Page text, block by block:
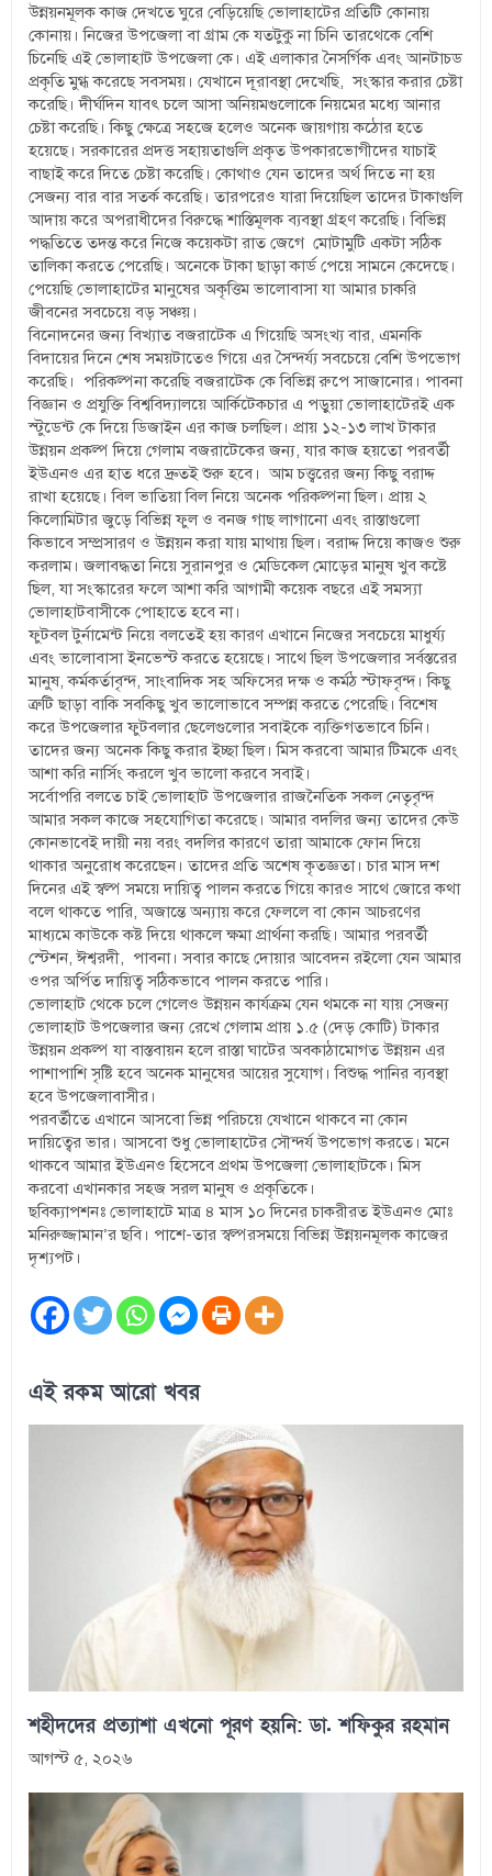
উন্নয়নমূলক কাজ দেখতে ঘুরে বেড়িয়েছি ভোলাহাটের প্রতিটি কোনায়
কোনায়। নিজের উপজেলা বা গ্রাম কে যতটুকু না চিনি তারথেকে বেশি
চিনেছি এই ভোলাহাট উপজেলা কে। এই এলাকার নৈসর্গিক এবং আনটাচড
প্রকৃতি মুগ্ধ করেছে সবসময়। যেখানে দূরাবস্থা দেখেছি, সংস্কার করার চেষ্টা
করেছি। দীর্ঘদিন যাবৎ চলে আসা অনিয়মগুলোকে নিয়মের মধ্যে আনার
চেষ্টা করেছি। কিছু ক্ষেত্রে সহজে হলেও অনেক জায়গায় কঠোর হতে
হয়েছে। সরকারের প্রদত্ত সহায়তাগুলি প্রকৃত উপকারভোগীদের যাচাই
বাছাই করে দিতে চেষ্টা করেছি। কোথাও যেন তাদের অর্থ দিতে না হয়
সেজন্য বার বার সতর্ক করেছি। তারপরেও যারা দিয়েছিল তাদের টাকাগুলি
আদায় করে অপরাধীদের বিরুদ্ধে শাস্তিমূলক ব্যবস্থা গ্রহণ করেছি। বিভিন্ন
পদ্ধতিতে তদন্ত করে নিজে কয়েকটা রাত জেগে মোটামুটি একটা সঠিক
তালিকা কর‍তে পেরেছি। অনেকে টাকা ছাড়া কার্ড পেয়ে সামনে কেদেছে।
পেয়েছি ভোলাহাটের মানুষের অকৃত্তিম ভালোবাসা যা আমার চাকরি
জীবনের সবচেয়ে বড় সঞ্চয়।
বিনোদনের জন্য বিখ্যাত বজরাটেক এ গিয়েছি অসংখ্য বার, এমনকি
বিদায়ের দিনে শেষ সময়টাতেও গিয়ে এর সৈন্দর্য্য সবচেয়ে বেশি উপভোগ
করেছি। পরিকল্পনা করেছি বজরাটেক কে বিভিন্ন রুপে সাজানোর। পাবনা
বিজ্ঞান ও প্রযুক্তি বিশ্ববিদ্যালয়ে আর্কিটেকচার এ পড়ুয়া ভোলাহাটেরই এক
স্টুডেন্ট কে দিয়ে ডিজাইন এর কাজ চলছিল। প্রায় ১২-১৩ লাখ টাকার
উন্নয়ন প্রকল্প দিয়ে গেলাম বজরাটেকের জন্য, যার কাজ হয়তো পরবর্তী
ইউএনও এর হাত ধরে দ্রুতই শুরু হবে। আম চত্ত্বরের জন্য কিছু বরাদ্দ
রাখা হয়েছে। বিল ভাতিয়া বিল নিয়ে অনেক পরিকল্পনা ছিল। প্রায় ২
কিলোমিটার জুড়ে বিভিন্ন ফুল ও বনজ গাছ লাগানো এবং রাস্তাগুলো
কিভাবে সম্প্রসারণ ও উন্নয়ন করা যায় মাথায় ছিল। বরাদ্দ দিয়ে কাজও শুরু
করলাম। জলাবদ্ধতা নিয়ে সুরানপুর ও মেডিকেল মোড়ের মানুষ খুব কষ্টে
ছিল, যা সংস্কারের ফলে আশা করি আগামী কয়েক বছরে এই সমস্যা
ভোলাহাটবাসীকে পোহাতে হবে না।
ফুটবল টুর্নামেন্ট নিয়ে বলতেই হয় কারণ এখানে নিজের সবচেয়ে মাধুর্য্য
এবং ভালোবাসা ইনভেস্ট করতে হয়েছে। সাথে ছিল উপজেলার সর্বস্তরের
মানুষ, কর্মকর্তাবৃন্দ, সাংবাদিক সহ অফিসের দক্ষ ও কর্মঠ স্টাফবৃন্দ। কিছু
ত্রুটি ছাড়া বাকি সবকিছু খুব ভালোভাবে সম্পন্ন করতে পেরেছি। বিশেষ
করে উপজেলার ফুটবলার ছেলেগুলোর সবাইকে ব্যক্তিগতভাবে চিনি।
তাদের জন্য অনেক কিছু করার ইচ্ছা ছিল। মিস করবো আমার টিমকে এবং
আশা করি নার্সিং করলে খুব ভালো করবে সবাই।
সর্বোপরি বলতে চাই ভোলাহাট উপজেলার রাজনৈতিক সকল নেতৃবৃন্দ
আমার সকল কাজে সহযোগিতা করেছে। আমার বদলির জন্য তাদের কেউ
কোনভাবেই দায়ী নয় বরং বদলির কারণে তারা আমাকে ফোন দিয়ে
থাকার অনুরোধ করেছেন। তাদের প্রতি অশেষ কৃতজ্ঞতা। চার মাস দশ
দিনের এই স্বল্প সময়ে দায়িত্ব পালন করতে গিয়ে কারও সাথে জোরে কথা
বলে থাকতে পারি, অজান্তে অন্যায় করে ফেললে বা কোন আচরণের
মাধ্যমে কাউকে কষ্ট দিয়ে থাকলে ক্ষমা প্রার্থনা করছি। আমার পরবর্তী
স্টেশন, ঈশ্বরদী, পাবনা। সবার কাছে দোয়ার আবেদন রইলো যেন আমার
ওপর অর্পিত দায়িত্ব সঠিকভাবে পালন করতে পারি।
ভোলাহাট থেকে চলে গেলেও উন্নয়ন কার্যক্রম যেন থমকে না যায় সেজন্য
ভোলাহাট উপজেলার জন্য রেখে গেলাম প্রায় ১.৫ (দেড় কোটি) টাকার
উন্নয়ন প্রকল্প যা বাস্তবায়ন হলে রাস্তা ঘাটের অবকাঠামোগত উন্নয়ন এর
পাশাপাশি সৃষ্টি হবে অনেক মানুষের আয়ের সুযোগ। বিশুদ্ধ পানির ব্যবস্থা
হবে উপজেলাবাসীর।
পরবর্তীতে এখানে আসবো ভিন্ন পরিচয়ে যেখানে থাকবে না কোন
দায়িত্বের ভার। আসবো শুধু ভোলাহাটের সৌন্দর্য উপভোগ কর‍তে। মনে
থাকবে আমার ইউএনও হিসেবে প্রথম উপজেলা ভোলাহাটকে। মিস
করবো এখানকার সহজ সরল মানুষ ও প্রকৃতিকে।
ছবিক্যাপশনঃ ভোলাহাটে মাত্র ৪ মাস ১০ দিনের চাকরীরত ইউএনও মোঃ
মনিরুজ্জামান’র ছবি। পাশে-তার স্বল্পরসময়ে বিভিন্ন উন্নয়নমূলক কাজের
দৃশ্যপট।
এই রকম আরো খবর
শহীদদের প্রত্যাশা এখনো পূরণ হয়নি: ডা. শফিকুর রহমান
আগস্ট ৫, ২০২৬